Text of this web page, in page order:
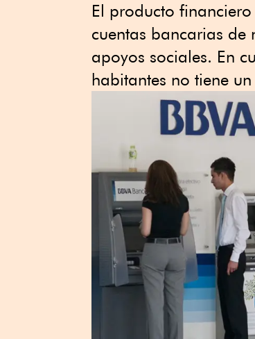
El producto
cuentas bancarias
apoyos sociales. En
habitantes no tiene